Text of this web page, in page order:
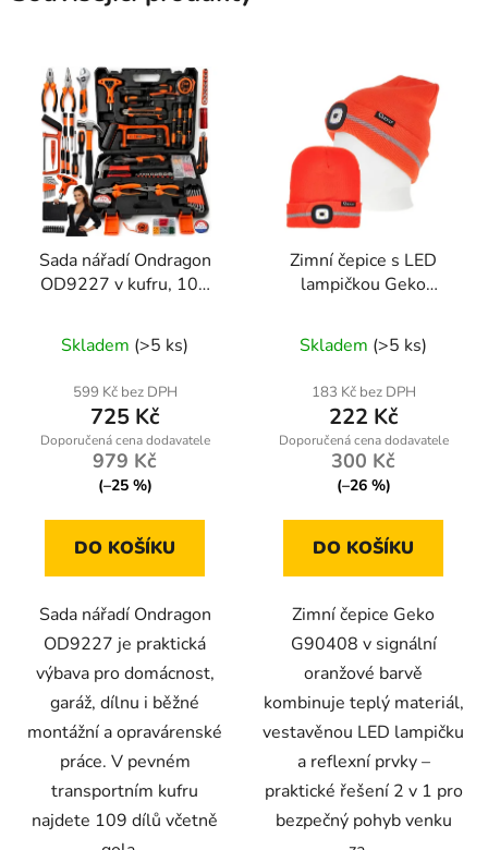
Sada nářadí Ondragon
OD9227 v kufru, 109
kleště a příslušenství
Skladem (>5 ks)
599 Kč bez DPH
725 Kč
979 Kč
(–25 %)
DO KOŠÍKU
Sada nářadí Ondragon
OD9227 je praktická
výbava pro domácnost,
garáž, dílnu i běžné
montážní a opravárenské
práce. V pevném
transportním kufru
najdete 109 dílů včetně
Zimní čepice s LED
lampičkou Geko
reflexními prvky pro
maximální viditelnost
Skladem (>5 ks)
183 Kč bez DPH
222 Kč
300 Kč
(–26 %)
DO KOŠÍKU
Zimní čepice Geko
G90408 v signální
oranžové barvě
kombinuje teplý materiál,
vestavěnou LED lampičku
a reflexní prvky –
praktické řešení 2 v 1 pro
bezpečný pohyb venku